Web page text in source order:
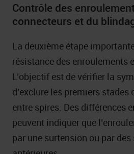
Contrôle des
connecteurs et du
La deuxième étape
résistance des enroulements
L’objectif est de vérifier la
d’exclure les premiers
entre spires. Des différences
peuvent indiquer que
par une surtension ou par